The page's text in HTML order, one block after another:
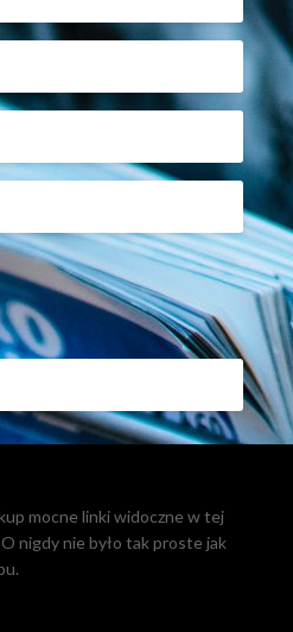
mocne linki widoczne w tej
nigdy nie było tak proste jak